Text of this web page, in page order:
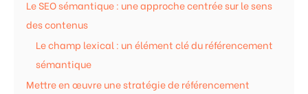
Le SEO sémantique : une approche centrée sur le sens
des contenus
Le champ lexical : un élément clé du référencement
sémantique
Mettre en œuvre une stratégie de référencement